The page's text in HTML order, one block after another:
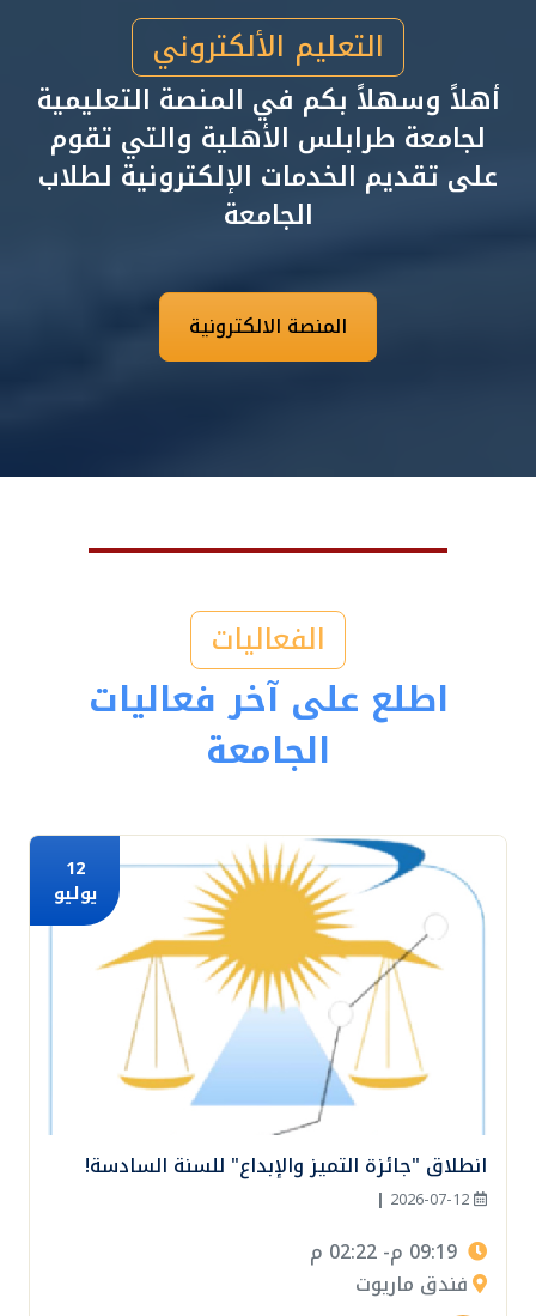
التعليم الألكتروني
أهلاً وسهلاً بكم في المنصة التعليمية
لجامعة طرابلس الأهلية والتي تقوم
على تقديم الخدمات الإلكترونية لطلاب
الجامعة
المنصة الالكترونية
الفعاليات
اطلع على آخر فعاليات
الجامعة
12
يوليو
انطلاق "جائزة التميز والإبداع" للسنة السادسة!
2026-07-12
|
فندق ماريوت